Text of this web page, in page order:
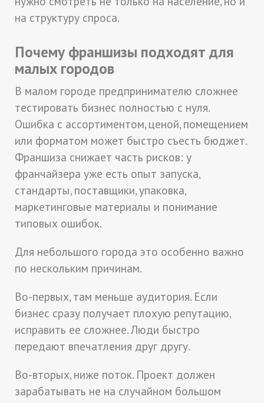
на структуру спроса.
Почему франшизы подходят для
малых городов
В малом городе предпринимателю сложнее
тестировать бизнес полностью с нуля.
Ошибка с ассортиментом, ценой, помещением
или форматом может быстро съесть бюджет.
Франшиза снижает часть рисков: у
франчайзера уже есть опыт запуска,
стандарты, поставщики, упаковка,
маркетинговые материалы и понимание
типовых ошибок.
Для небольшого города это особенно важно
по нескольким причинам.
Во-первых, там меньше аудитория. Если
бизнес сразу получает плохую репутацию,
исправить ее сложнее. Люди быстро
передают впечатления друг другу.
Во-вторых, ниже поток. Проект должен
зарабатывать не на случайном большом